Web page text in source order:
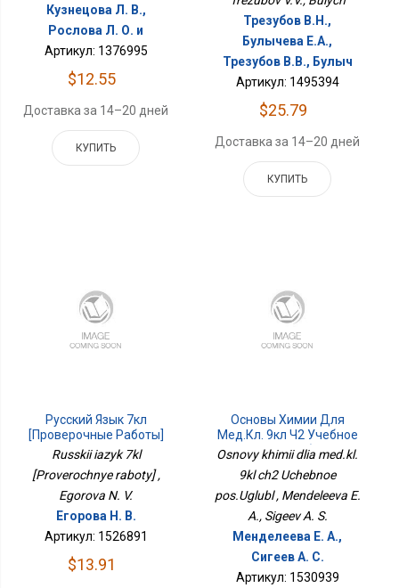
Кузнецова Л. В.,
Рослова Л. О. и
Артикул: 1376995
$12.55
Доставка за 14–20 дней
КУПИТЬ
Трезубов В.Н.,
Булычева Е.А.,
Трезубов В.В., Булыч
Артикул: 1495394
$25.79
Доставка за 14–20 дней
КУПИТЬ
Русский Язык 7кл
[Проверочные Работы]
Russkii iazyk 7kl
[Proverochnye raboty] ,
Egorova N. V.
Егорова Н. В.
Артикул: 1526891
$13.91
Основы Химии Для
Мед.кл. 9кл Ч2 Учебное
Пос.Углубл
Osnovy khimii dlia med.kl.
9kl ch2 Uchebnoe
pos.Uglubl , Mendeleeva E.
A., Sigeev A. S.
Менделеева Е. А.,
Сигеев А. С.
Артикул: 1530939